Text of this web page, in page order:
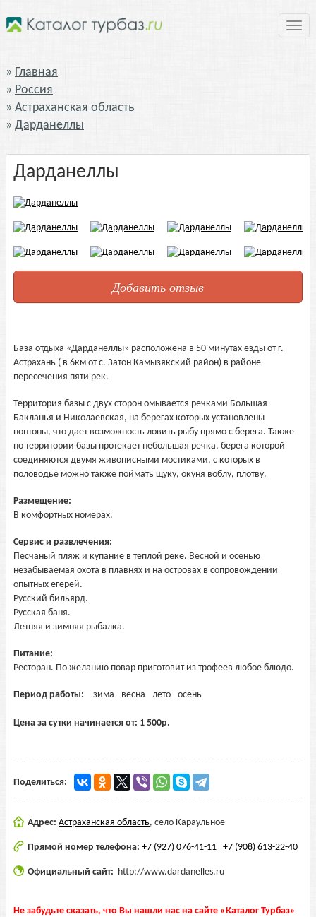
Главная
Россия
Астраханская область
Дарданеллы
Дарданеллы
Добавить отзыв
База отдыха «Дарданеллы» расположена в 50 минутах езды от г.
Астрахань ( в 6км от с. Затон Камызякский район) в районе
пересечения пяти рек.
Территория базы с двух сторон омывается речками Большая
Бакланья и Николаевская, на берегах которых установлены
понтоны, что дает возможность ловить рыбу прямо с берега. Также
по территории базы протекает небольшая речка, берега которой
соединяются двумя живописными мостиками, с которых в
половодье можно также поймать щуку, окуня воблу, плотву.
Размещение:
В комфортных номерах.
Сервис и развлечения:
Песчаный пляж и купание в теплой реке. Весной и осенью
незабываемая охота в плавнях и на островах в сопровождении
опытных егерей.
Русский бильярд.
Русская баня.
Летняя и зимняя рыбалка.
Питание:
Ресторан. По желанию повар приготовит из трофеев любое блюдо.
Период работы: зима весна лето осень
Цена за сутки начинается от: 1 500р.
Поделиться:
Адрес: Астраханская область, село Караульное
Прямой номер телефона: +7 (927) 076-41-11 +7 (908) 613-22-40
Официальный сайт: http://www.dardanelles.ru
Не забудьте сказать, что Вы нашли нас на сайте «Каталог Турбаз»